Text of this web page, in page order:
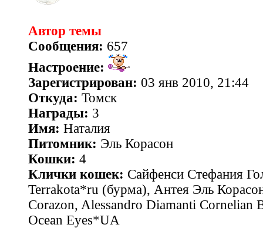
Автор темы
Сообщения: 657
Настроение:
Зарегистрирован: 03 янв 2010, 21:44
Откуда: Томск
Награды: 3
Имя: Наталия
Питомник: Эль Корасон
Кошки: 4
Клички кошек: Сайфенси Стефания
Terrakota*ru (бурма), Антея Эль
Corazon, Alessandro Diamanti Cornelian
Ocean Eyes*UA